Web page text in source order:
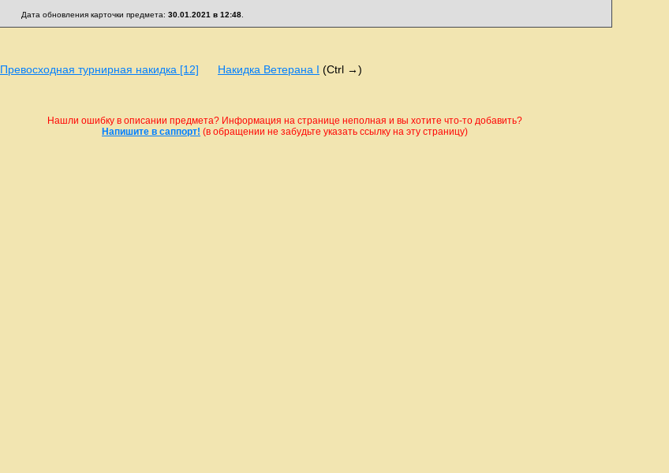
Дата обновления карточки предмета: 30.01.2021 в 12:48
Превосходная турнирная накидка [12] Накидка Ветерана I (Ctrl →)
Нашли ошибку в описании предмета? Информация на странице неполная и вы хотите что-то добавить?
Напишите в саппорт! (в обращении не забудьте указать ссылку на эту страницу)